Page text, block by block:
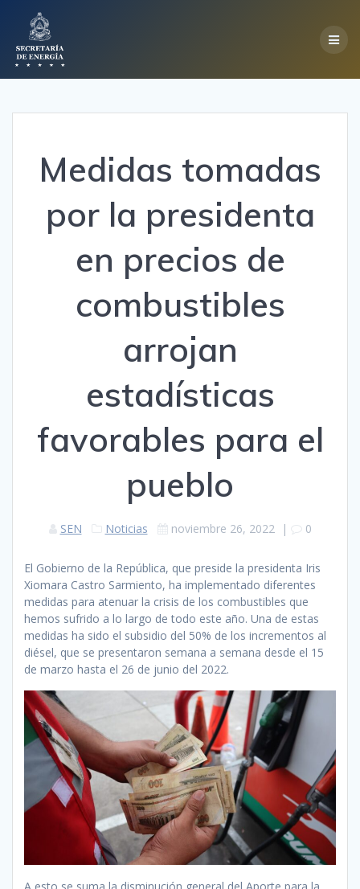
Medidas tomadas
por la presidenta
en precios de
combustibles
arrojan
estadísticas
favorables para el
pueblo
SEN Noticias noviembre 26, 2022| 0
El Gobierno de la República, que preside la presidenta Iris
Xiomara Castro Sarmiento, ha implementado diferentes
medidas para atenuar la crisis de los combustibles que
hemos sufrido a lo largo de todo este año. Una de estas
medidas ha sido el subsidio del 50% de los incrementos al
diésel, que se presentaron semana a semana desde el 15
de marzo hasta el 26 de junio del 2022.